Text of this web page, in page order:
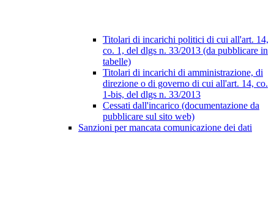
Titolari di incarichi politici di cui all'art. 14,
co. 1, del dlgs n. 33/2013 (da pubblicare in
tabelle)
Titolari di incarichi di amministrazione, di
direzione o di governo di cui all'art. 14, co.
1-bis, del dlgs n. 33/2013
Cessati dall'incarico (documentazione da
pubblicare sul sito web)
Sanzioni per mancata comunicazione dei dati